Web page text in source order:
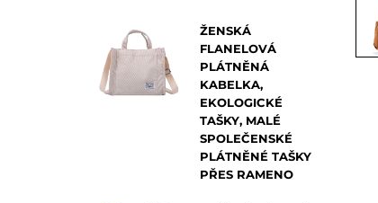
ŽENSKÁ
FLANELOVÁ
PLÁTNĚNÁ
KABELKA,
EKOLOGICKÉ
TAŠKY, MALÉ
SPOLEČENSKÉ
PLÁTNĚNÉ TAŠKY
PŘES RAMENO